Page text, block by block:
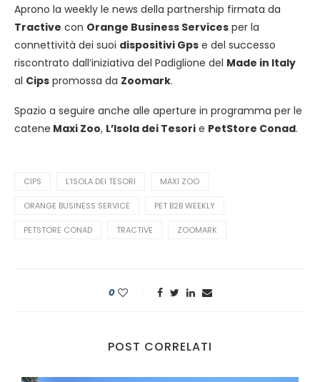
Aprono la weekly le news della partnership firmata da
Tractive con Orange Business Services per la
connettività dei suoi dispositivi Gps e del successo
riscontrato dall’iniziativa del Padiglione del Made in Italy
al Cips promossa da Zoomark.
Spazio a seguire anche alle aperture in programma per le
catene Maxi Zoo, L’Isola dei Tesori e PetStore Conad.
CIPS L'ISOLA DEI TESORI MAXI ZOO
ORANGE BUSINESS SERVICE PET B2B WEEKLY
PETSTORE CONAD TRACTIVE ZOOMARK
0
POST CORRELATI